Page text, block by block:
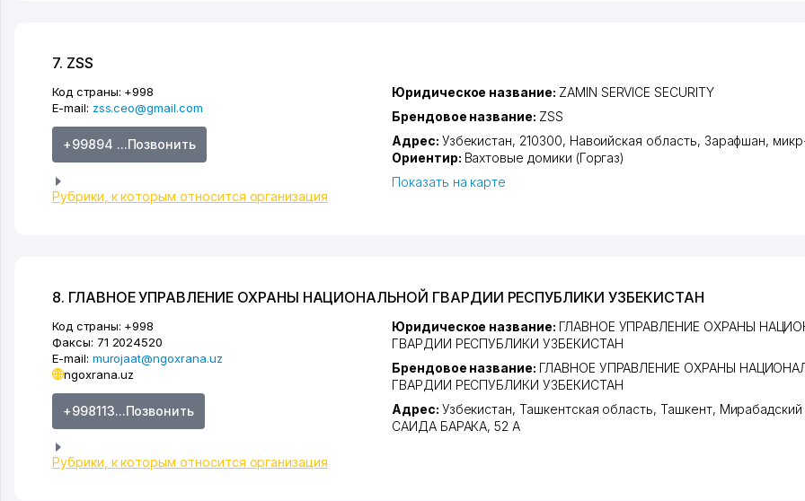
7. ZSS
Код страны: +998
E-mail: zss.ceo@gmail.com
+99894 ...Позвонить
Рубрики, к которым относится организация
Юридическое название: ZAMIN SERVICE SECURITY
Брендовое название: ZSS
Адрес: Узбекистан, 210300, Навоийская область, Зарафшан,
Ориентир: Вахтовые домики (Горгаз)
Показать на карте
8. ГЛАВНОЕ УПРАВЛЕНИЕ ОХРАНЫ НАЦИОНАЛЬНОЙ ГВАРДИИ РЕСПУБЛИКИ УЗБЕКИСТАН
Код страны: +998
Факсы: 71 2024520
E-mail: murojaat@ngoxrana.uz
ngoxrana.uz
+998113...Позвонить
Рубрики, к которым относится организация
Юридическое название: ГЛАВНОЕ УПРАВЛЕНИЕ ОХРАНЫ
ГВАРДИИ РЕСПУБЛИКИ УЗБЕКИСТАН
Брендовое название: ГЛАВНОЕ УПРАВЛЕНИЕ ОХРАНЫ
ГВАРДИИ РЕСПУБЛИКИ УЗБЕКИСТАН
Адрес: Узбекистан,Ташкентская область,Ташкент,
САИДА БАРАКА, 52 А